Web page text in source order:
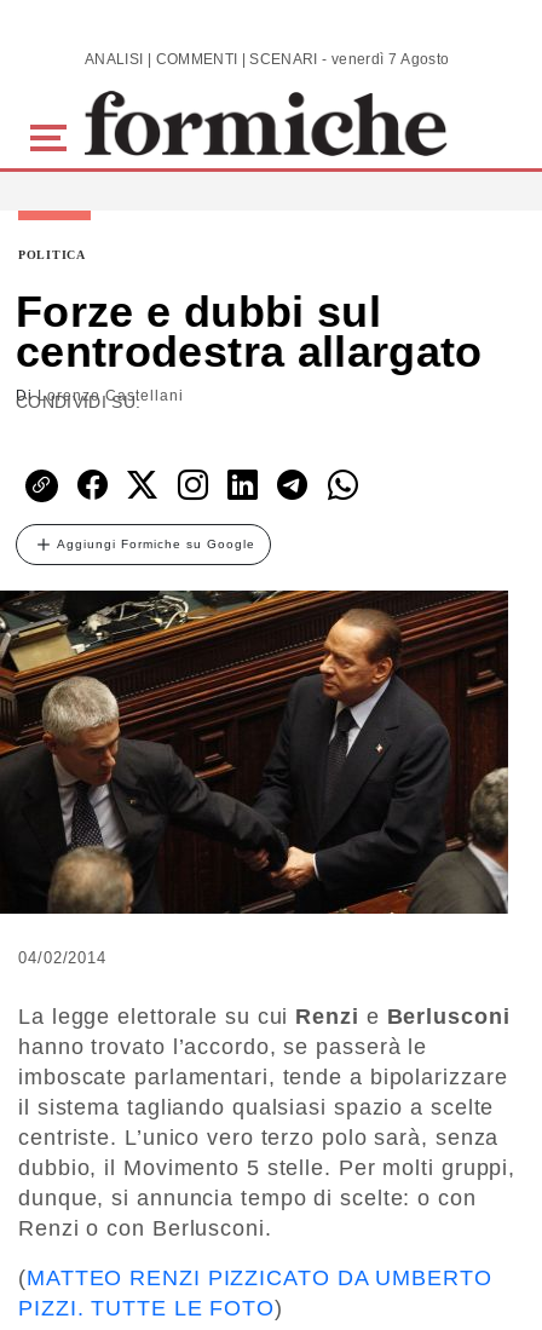
Skip to main content ANALISI | COMMENTI | SCENARI - venerdì 7 Agosto 2026
POLITICA
Forze e dubbi sul
centrodestra allargato
DiLorenzo Castellani
CONDIVIDI SU:
Aggiungi Formiche su Google
04/02/2014
La legge elettorale su cui Renzi e Berlusconi
hanno trovato l’accordo, se passerà le
imboscate parlamentari, tende a bipolarizzare
il sistema tagliando qualsiasi spazio a scelte
centriste. L’unico vero terzo polo sarà, senza
dubbio, il Movimento 5 stelle. Per molti gruppi,
dunque, si annuncia tempo di scelte: o con
Renzi o con Berlusconi.
(MATTEO RENZI PIZZICATO DA UMBERTO
PIZZI. TUTTE LE FOTO)